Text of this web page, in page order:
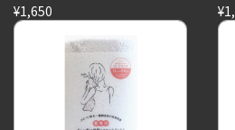
¥1,650